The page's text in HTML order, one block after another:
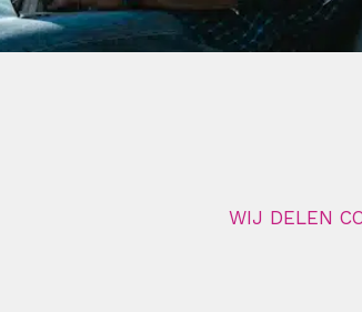
WIJ DELEN